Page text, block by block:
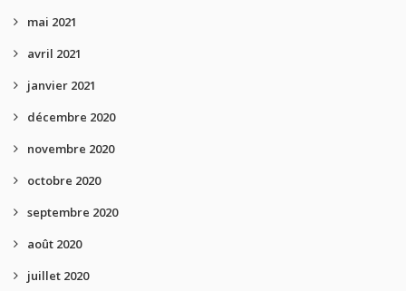
mai 2021
avril 2021
janvier 2021
décembre 2020
novembre 2020
octobre 2020
septembre 2020
août 2020
juillet 2020